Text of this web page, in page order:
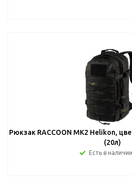
Рюкзак RACCOON MK2 Helikon,
(20л)
Есть в